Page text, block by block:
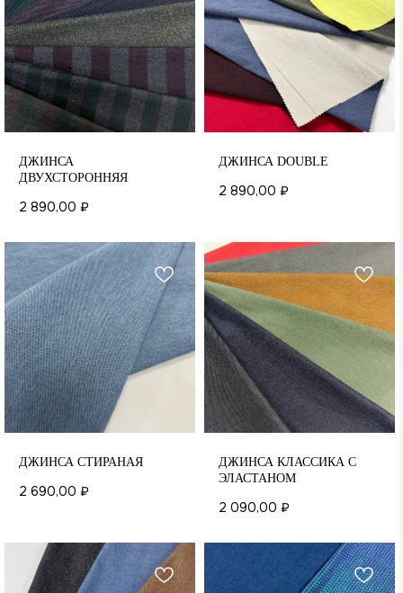
ДЖИНСА
ДВУХСТОРОННЯЯ
2 890,00 ₽
ДЖИНСА DOUBLE
2 890,00 ₽
ДЖИНСА СТИРАНАЯ
2 690,00 ₽
ДЖИНСА КЛАССИКА С
ЭЛАСТАНОМ
2 090,00 ₽